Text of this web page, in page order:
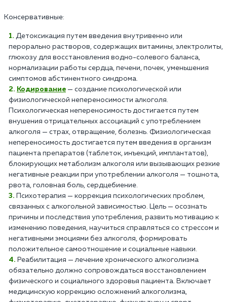
Консервативные:
Детоксикация путем введения внутривенно или
перорально растворов, содержащих витамины, электролиты,
глюкозу для восстановления водно-солевого баланса,
нормализации работы сердца, печени, почек, уменьшения
симптомов абстинентного синдрома.
Кодирование — создание психологической или
физиологической непереносимости алкоголя.
Психологическая непереносимость достигается путем
внушения отрицательных ассоциаций с употреблением
алкоголя — страх, отвращение, болезнь. Физиологическая
непереносимость достигается путем введения в организм
пациента препаратов (таблеток, инъекций, имплантатов),
блокирующих метаболизм алкоголя или вызывающих резкие
негативные реакции при употреблении алкоголя — тошнота,
рвота, головная боль, сердцебиение.
Психотерапия — коррекция психологических проблем,
связанных с алкогольной зависимостью. Цель — осознать
причины и последствия употребления, развить мотивацию к
изменению поведения, научиться справляться со стрессом и
негативными эмоциями без алкоголя, формировать
положительное самоотношение и социальные навыки.
Реабилитация — лечение хронического алкоголизма
обязательно должно сопровождаться восстановлением
физического и социального здоровья пациента. Включает
медицинскую коррекцию осложнений алкоголизма,